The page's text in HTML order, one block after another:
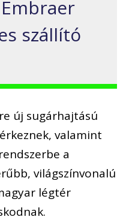
szállító
új sugárhajtású
valamint
a
világszínvonalú
légtér